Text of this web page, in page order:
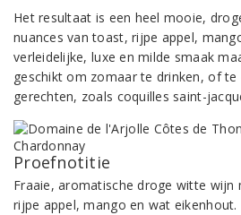
Het resultaat is een heel mooie,
nuances van toast, rijpe appel,
verleidelijke, luxe en milde smaak
geschikt om zomaar te drinken, of
gerechten, zoals coquilles saint-
Proefnotitie
Fraaie, aromatische droge witte wijn
rijpe appel, mango en wat